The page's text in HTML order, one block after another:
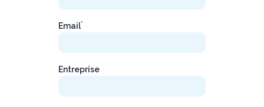
Email*
Entreprise